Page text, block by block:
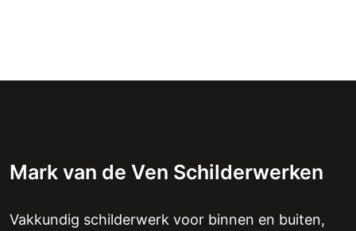
Mark van de Ven Schilderwerken
Vakkundig schilderwerk voor binnen en buiten,